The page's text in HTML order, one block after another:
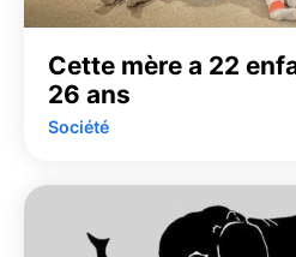
Cette mère a 22
26 ans
Société